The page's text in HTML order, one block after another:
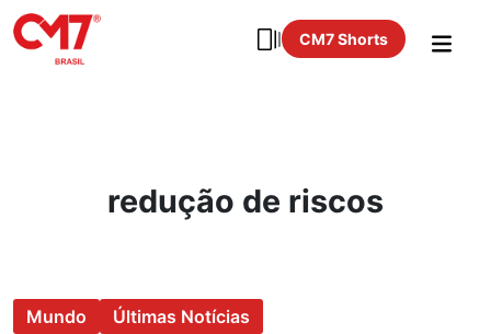
CM7 Shorts
redução de riscos
Mundo Últimas Notícias